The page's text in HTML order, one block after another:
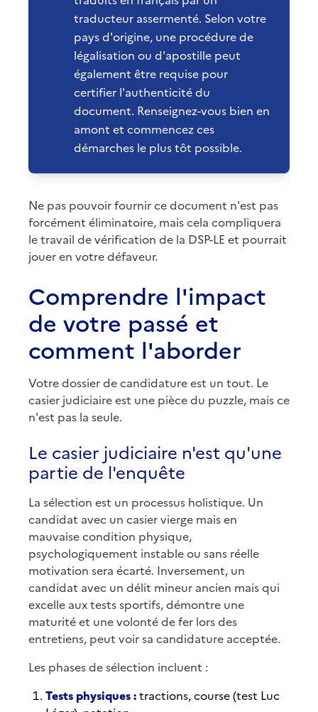
traducteur assermenté. Selon votre
pays d'origine, une procédure de
légalisation ou d'apostille peut
également être requise pour
certifier l'authenticité du
document. Renseignez-vous bien en
amont et commencez ces
démarches le plus tôt possible.
Ne pas pouvoir fournir ce document n'est pas
forcément éliminatoire, mais cela compliquera
le travail de vérification de la DSP-LE et pourrait
jouer en votre défaveur.
Comprendre l'impact
de votre passé et
comment l'aborder
Votre dossier de candidature est un tout. Le
casier judiciaire est une pièce du puzzle, mais ce
n'est pas la seule.
Le casier judiciaire n'est qu'une
partie de l'enquête
La sélection est un processus holistique. Un
candidat avec un casier vierge mais en
mauvaise condition physique,
psychologiquement instable ou sans réelle
motivation sera écarté. Inversement, un
candidat avec un délit mineur ancien mais qui
excelle aux tests sportifs, démontre une
maturité et une volonté de fer lors des
entretiens, peut voir sa candidature acceptée.
Les phases de sélection incluent :
Tests physiques :tractions, course (test Luc